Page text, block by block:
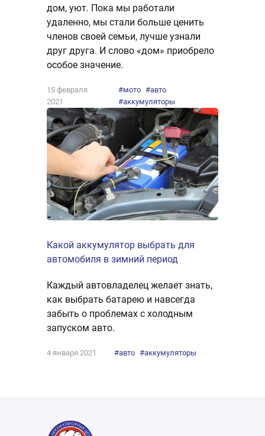
дом, уют. Пока мы работали
удаленно, мы стали больше ценить
членов своей семьи, лучше узнали
друг друга. И слово «дом» приобрело
особое значение.
15 февраля
2021
#мото #авто
#аккумуляторы
Какой аккумулятор выбрать для
автомобиля в зимний период
Каждый автовладелец желает знать,
как выбрать батарею и навсегда
забыть о проблемах с холодным
запуском авто.
4 января 2021 #авто #аккумуляторы